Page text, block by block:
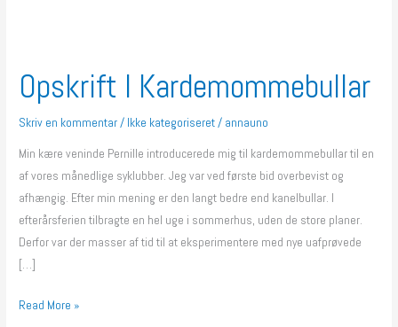
Opskrift l Kardemommebullar
Skriv en kommentar/ Ikke kategoriseret/ annauno
Min kære veninde Pernille introducerede mig til kardemommebullar til en
af vores månedlige syklubber. Jeg var ved første bid overbevist og
afhængig. Efter min mening er den langt bedre end kanelbullar. I
efterårsferien tilbragte en hel uge i sommerhus, uden de store planer.
Derfor var der masser af tid til at eksperimentere med nye uafprøvede
[…]
Opskrift
Kardemommebullar
Read More »